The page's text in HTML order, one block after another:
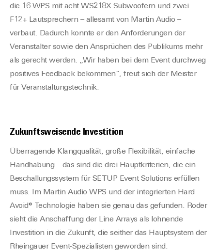
die 16 WPS mit acht WS218X Subwoofern und zwei
F12+ Lautsprechern – allesamt von Martin Audio –
verbaut. Dadurch konnte er den Anforderungen der
Veranstalter sowie den Ansprüchen des Publikums mehr
als gerecht werden. „Wir haben bei dem Event durchweg
positives Feedback bekommen“, freut sich der Meister
für Veranstaltungstechnik.
Zukunftsweisende Investition
Überragende Klangqualität, große Flexibilität, einfache
Handhabung – das sind die drei Hauptkriterien, die ein
Beschallungssystem für SETUP Event Solutions erfüllen
muss. Im Martin Audio WPS und der integrierten Hard
Avoid® Technologie haben sie genau das gefunden. Roder
sieht die Anschaffung der Line Arrays als lohnende
Investition in die Zukunft, die seither das Hauptsystem der
Rheingauer Event-Spezialisten geworden sind.